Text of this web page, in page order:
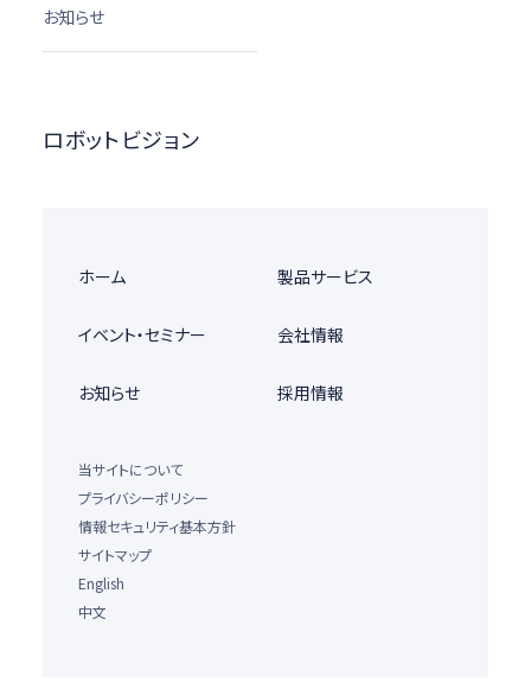
お知らせ
ロボットビジョン
ホーム 製品サービス
イベント・セミナー 会社情報
お知らせ 採用情報
当サイトについて
プライバシーポリシー
情報セキュリティ基本方針
サイトマップ
English
中文